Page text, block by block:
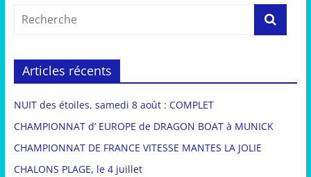
Articles récents
NUIT des étoiles, samedi 8 août : COMPLET
CHAMPIONNAT d’ EUROPE de DRAGON BOAT à MUNICK
CHAMPIONNAT DE FRANCE VITESSE MANTES LA JOLIE
CHALONS PLAGE, le 4 juillet